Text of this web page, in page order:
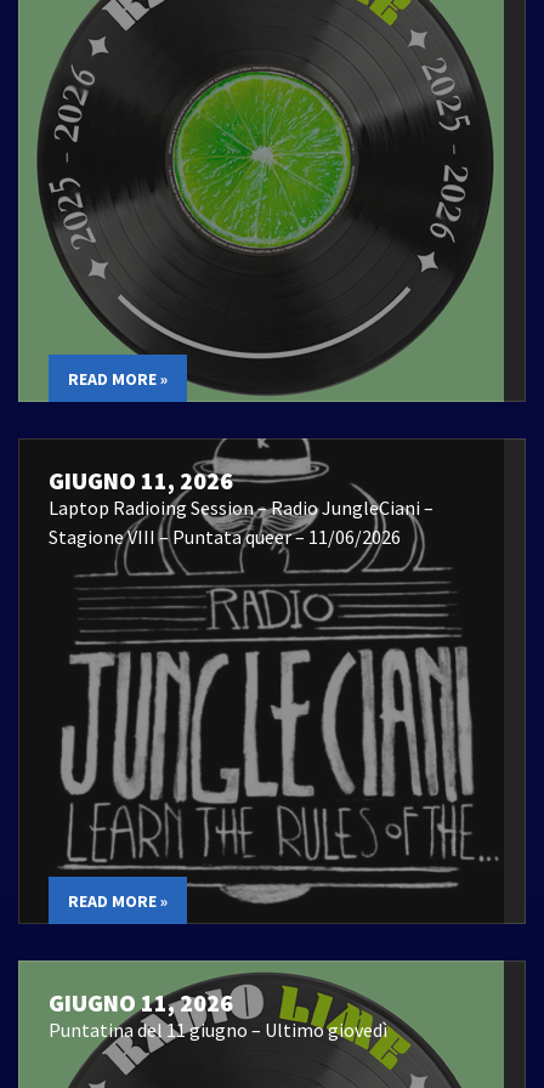
READ MORE »
GIUGNO 11, 2026
Laptop Radioing Session – Radio JungleCiani –
Stagione VIII – Puntata queer – 11/06/2026
READ MORE »
GIUGNO 11, 2026
Puntatina del 11 giugno – Ultimo giovedì